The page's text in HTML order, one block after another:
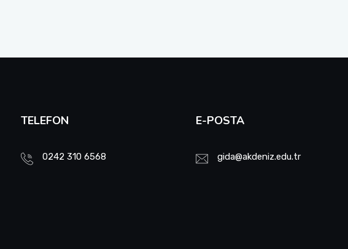
TELEFON
0242 310 6568
E-POSTA
gida@akdeniz.edu.tr